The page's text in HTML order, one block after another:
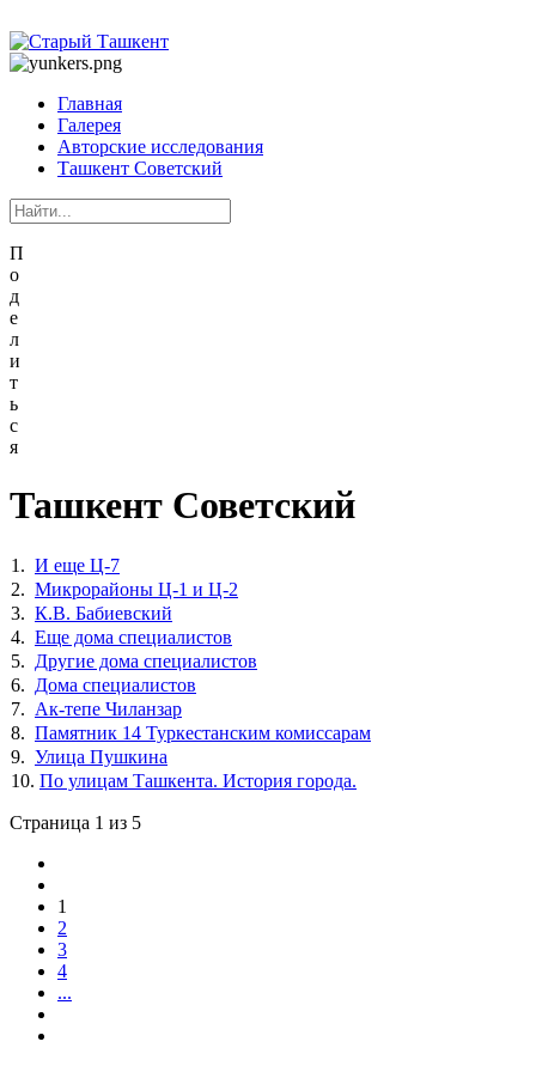
Главная
Галерея
Авторские исследования
Ташкент Советский
П
о
д
е
л
и
т
ь
с
я
Ташкент Советский
1. И еще Ц-7
2. Микрорайоны Ц-1 и Ц-2
3. К.В. Бабиевский
4. Еще дома специалистов
5. Другие дома специалистов
6. Дома специалистов
7. Ак-тепе Чиланзар
8. Памятник 14 Туркестанским комиссарам
9. Улица Пушкина
10. По улицам Ташкента. История города.
Страница 1 из 5
1
2
3
4
...